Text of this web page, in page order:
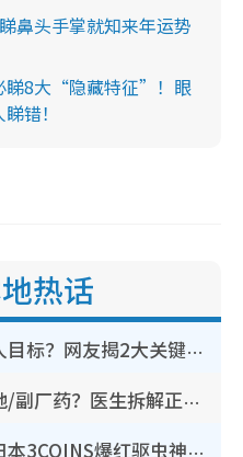
鼻头手掌就知来年运势
睇8大“隐藏特征”！眼
错！
热话
装修拆铁闸随时变贼人目标？网友揭2大关键用途：装新款等于白装？附新旧铁闸分别
网传公立医院改用内地/副厂药？医生拆解正副厂分别，揭4类人换药随时出事